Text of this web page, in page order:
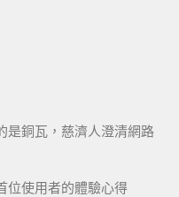
是銅瓦，慈濟人澄清網路
位使用者的體驗心得